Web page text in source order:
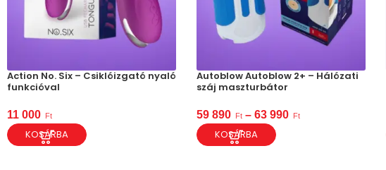
Action No. Six – Csiklóizgató nyaló
funkcióval
11 000 Ft
KOSÁRBA
Autoblow Autoblow 2+ – Hálózati
száj maszturbátor
59 890 Ft – 63 990 Ft
KOSÁRBA